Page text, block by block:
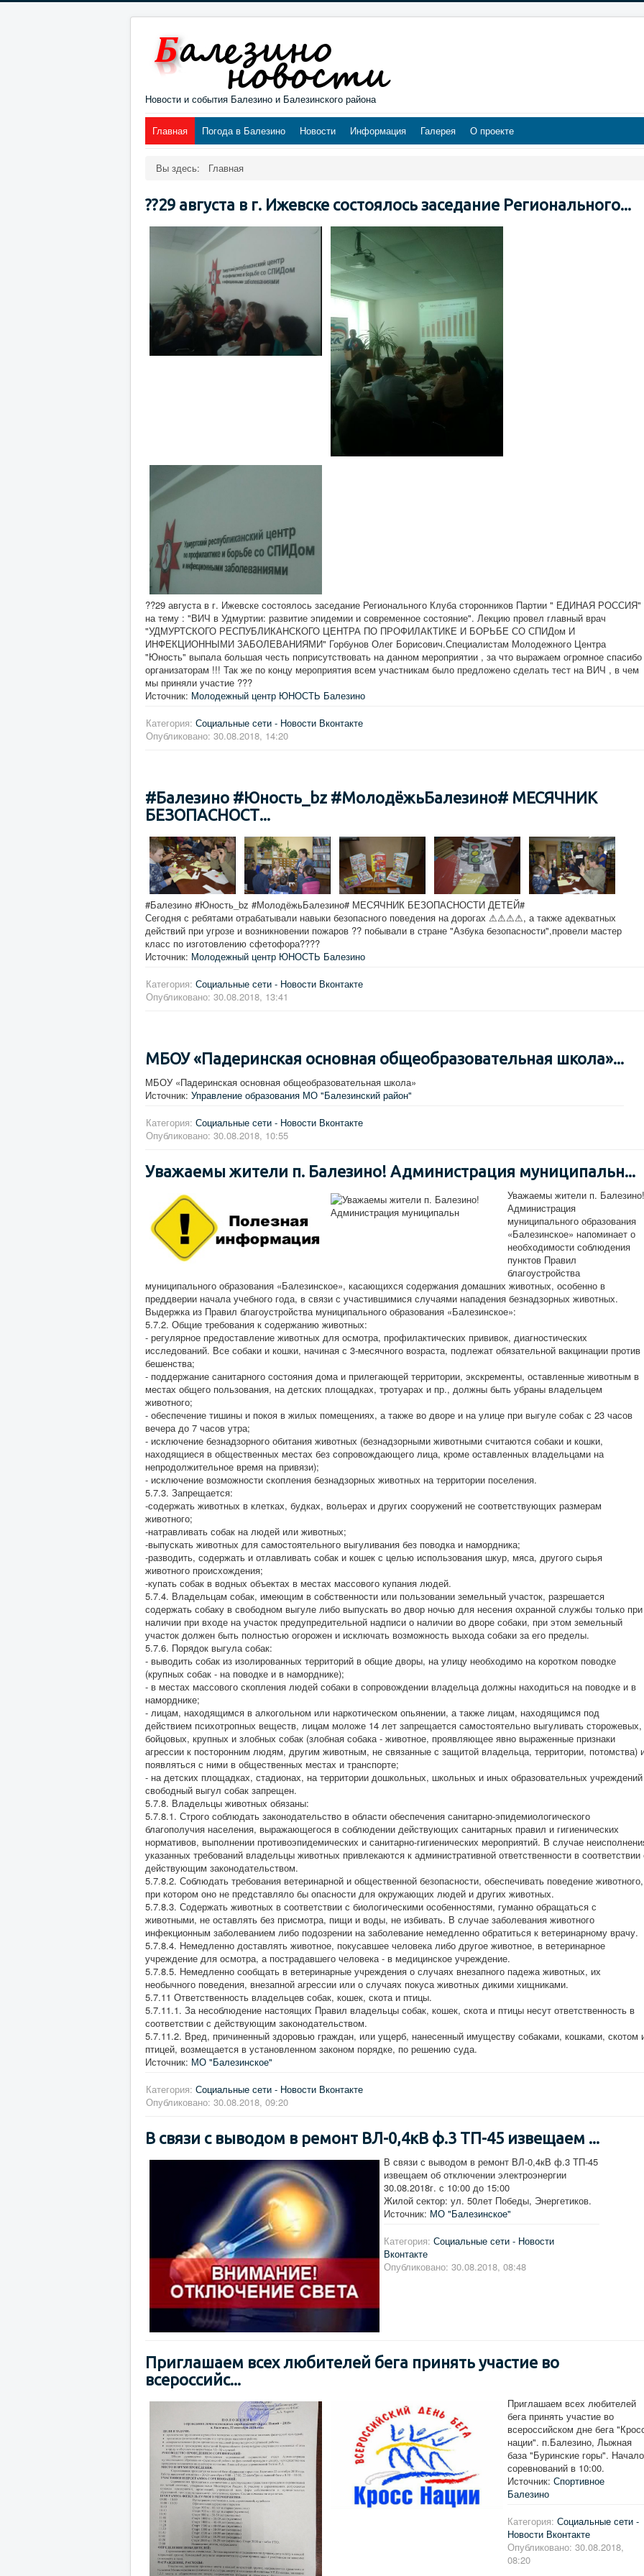
Новости и события Балезино и Балезинского района
Главная Погода в Балезино Новости Информация Галерея О проекте
Вы здесь: Главная
??29 августа в г. Ижевске состоялось заседание Регионального...
??29 августа в г. Ижевске состоялось заседание Регионального Клуба сторонников Партии " ЕДИНАЯ РОССИЯ"
на тему : "ВИЧ в Удмуртии: развитие эпидемии и современное состояние". Лекцию провел главный врач
"УДМУРТСКОГО РЕСПУБЛИКАНСКОГО ЦЕНТРА ПО ПРОФИЛАКТИКЕ И БОРЬБЕ СО СПИДом И
ИНФЕКЦИОННЫМИ ЗАБОЛЕВАНИЯМИ" Горбунов Олег Борисович.Специалистам Молодежного Центра
"Юность" выпала большая честь поприсутствовать на данном мероприятии , за что выражаем огромное спасибо
организаторам !!! Так же по концу мероприятия всем участникам было предложено сделать тест на ВИЧ , в чем
мы приняли участие ???
Источник: Молодежный центр ЮНОСТЬ Балезино
Категория: Социальные сети - Новости Вконтакте
Опубликовано: 30.08.2018, 14:20
#Балезино #Юность_bz #МолодёжьБалезино# МЕСЯЧНИК
БЕЗОПАСНОСТ...
#Балезино #Юность_bz #МолодёжьБалезино# МЕСЯЧНИК БЕЗОПАСНОСТИ ДЕТЕЙ#
Сегодня с ребятами отрабатывали навыки безопасного поведения на дорогах ⚠⚠⚠⚠, а также адекватных
действий при угрозе и возникновении пожаров ?? побывали в стране "Азбука безопасности",провели мастер
класс по изготовлению сфетофора????
Источник: Молодежный центр ЮНОСТЬ Балезино
Категория: Социальные сети - Новости Вконтакте
Опубликовано: 30.08.2018, 13:41
МБОУ «Падеринская основная общеобразовательная школа»...
МБОУ «Падеринская основная общеобразовательная школа»
Источник: Управление образования МО "Балезинский район"
Категория: Социальные сети - Новости Вконтакте
Опубликовано: 30.08.2018, 10:55
Уважаемы жители п. Балезино! Администрация муниципальн...
Уважаемы жители п. Балезино!
Администрация
муниципального образования
«Балезинское» напоминает о
необходимости соблюдения
пунктов Правил
благоустройства
муниципального образования «Балезинское», касающихся содержания домашних животных, особенно в
преддверии начала учебного года, в связи с участившимися случаями нападения безнадзорных животных.
Выдержка из Правил благоустройства муниципального образования «Балезинское»:
5.7.2. Общие требования к содержанию животных:
- регулярное предоставление животных для осмотра, профилактических прививок, диагностических
исследований. Все собаки и кошки, начиная с 3-месячного возраста, подлежат обязательной вакцинации против
бешенства;
- поддержание санитарного состояния дома и прилегающей территории, экскременты, оставленные животным в
местах общего пользования, на детских площадках, тротуарах и пр., должны быть убраны владельцем
животного;
- обеспечение тишины и покоя в жилых помещениях, а также во дворе и на улице при выгуле собак с 23 часов
вечера до 7 часов утра;
- исключение безнадзорного обитания животных (безнадзорными животными считаются собаки и кошки,
находящиеся в общественных местах без сопровождающего лица, кроме оставленных владельцами на
непродолжительное время на привязи);
- исключение возможности скопления безнадзорных животных на территории поселения.
5.7.3. Запрещается:
-содержать животных в клетках, будках, вольерах и других сооружений не соответствующих размерам
животного;
-натравливать собак на людей или животных;
-выпускать животных для самостоятельного выгуливания без поводка и намордника;
-разводить, содержать и отлавливать собак и кошек с целью использования шкур, мяса, другого сырья
животного происхождения;
-купать собак в водных объектах в местах массового купания людей.
5.7.4. Владельцам собак, имеющим в собственности или пользовании земельный участок, разрешается
содержать собаку в свободном выгуле либо выпускать во двор ночью для несения охранной службы только при
наличии при входе на участок предупредительной надписи о наличии во дворе собаки, при этом земельный
участок должен быть полностью огорожен и исключать возможность выхода собаки за его пределы.
5.7.6. Порядок выгула собак:
- выводить собак из изолированных территорий в общие дворы, на улицу необходимо на коротком поводке
(крупных собак - на поводке и в наморднике);
- в местах массового скопления людей собаки в сопровождении владельца должны находиться на поводке и в
наморднике;
- лицам, находящимся в алкогольном или наркотическом опьянении, а также лицам, находящимся под
действием психотропных веществ, лицам моложе 14 лет запрещается самостоятельно выгуливать сторожевых,
бойцовых, крупных и злобных собак (злобная собака - животное, проявляющее явно выраженные признаки
агрессии к посторонним людям, другим животным, не связанные с защитой владельца, территории, потомства)
появляться с ними в общественных местах и транспорте;
- на детских площадках, стадионах, на территории дошкольных, школьных и иных образовательных учреждений
свободный выгул собак запрещен.
5.7.8. Владельцы животных обязаны:
5.7.8.1. Строго соблюдать законодательство в области обеспечения санитарно-эпидемиологического
благополучия населения, выражающегося в соблюдении действующих санитарных правил и гигиенических
нормативов, выполнении противоэпидемических и санитарно-гигиенических мероприятий. В случае
указанных требований владельцы животных привлекаются к административной ответственности в соответствии
действующим законодательством.
5.7.8.2. Соблюдать требования ветеринарной и общественной безопасности, обеспечивать поведение животного,
при котором оно не представляло бы опасности для окружающих людей и других животных.
5.7.8.3. Содержать животных в соответствии с биологическими особенностями, гуманно обращаться с
животными, не оставлять без присмотра, пищи и воды, не избивать. В случае заболевания животного
инфекционным заболеванием либо подозрении на заболевание немедленно обратиться к ветеринарному врачу.
5.7.8.4. Немедленно доставлять животное, покусавшее человека либо другое животное, в ветеринарное
учреждение для осмотра, а пострадавшего человека - в медицинское учреждение.
5.7.8.5. Немедленно сообщать в ветеринарные учреждения о случаях внезапного падежа животных, их
необычного поведения, внезапной агрессии или о случаях покуса животных дикими хищниками.
5.7.11 Ответственность владельцев собак, кошек, скота и птицы.
5.7.11.1. За несоблюдение настоящих Правил владельцы собак, кошек, скота и птицы несут ответственность в
соответствии с действующим законодательством.
5.7.11.2. Вред, причиненный здоровью граждан, или ущерб, нанесенный имуществу собаками, кошками, скотом
птицей, возмещается в установленном законом порядке, по решению суда.
Источник: МО "Балезинское"
Категория: Социальные сети - Новости Вконтакте
Опубликовано: 30.08.2018, 09:20
В связи с выводом в ремонт ВЛ-0,4кВ ф.3 ТП-45 извещаем ...
В связи с выводом в ремонт ВЛ-0,4кВ ф.3 ТП-45
извещаем об отключении электроэнергии
30.08.2018г. с 10:00 до 15:00
Жилой сектор: ул. 50лет Победы, Энергетиков.
Источник: МО "Балезинское"
Категория: Социальные сети - Новости
Вконтакте
Опубликовано: 30.08.2018, 08:48
Приглашаем всех любителей бега принять участие во
всероссийс...
Приглашаем всех любителей
бега принять участие во
всероссийском дне бега
нации". п.Балезино, Лыжная
база "Буринские горы". Начало
соревнований в 10:00.
Источник: Спортивное
Балезино
Категория: Социальные сети -
Новости Вконтакте
Опубликовано: 30.08.2018,
08:20